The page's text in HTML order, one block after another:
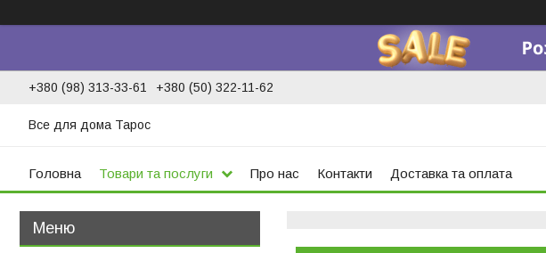
+380 (98) 313-33-61 +380 (50) 322-11-62
Все для дома Тарос
Головна Товари та послуги Про нас Контакти Доставка та оплата